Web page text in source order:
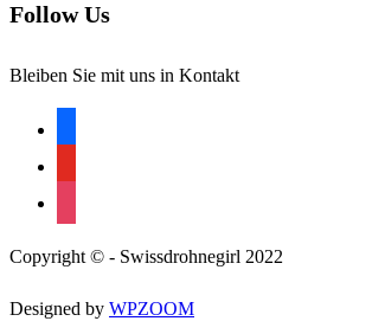
Follow Us
Bleiben Sie mit uns in Kontakt
Copyright © - Swissdrohnegirl 2022
Designed by WPZOOM